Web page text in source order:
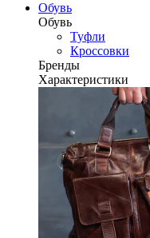
Обувь
Обувь
Туфли
Кроссовки
Бренды
Характеристики